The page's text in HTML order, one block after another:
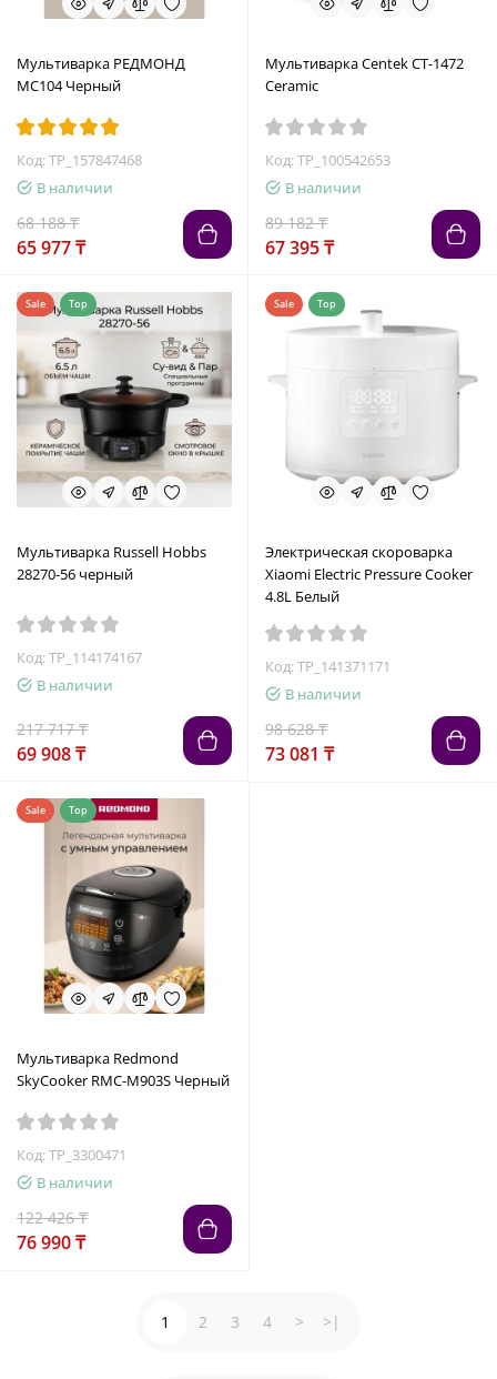
Мультиварка РЕДМОНД
MC104 Черный
Код: TP_157847468
В наличии
68 188 ₸
65 977 ₸
Мультиварка Centek CT-1472
Ceramic
Код: TP_100542653
В наличии
89 182 ₸
67 395 ₸
Sale Top
Мультиварка Russell Hobbs
28270-56 черный
Код: TP_114174167
В наличии
217 717 ₸
69 908 ₸
Sale Top
Электрическая скороварка
Xiaomi Electric Pressure Cooker
4.8L Белый
Код: TP_141371171
В наличии
98 628 ₸
73 081 ₸
Sale Top
Мультиварка Redmond
SkyCooker RMC-M903S Черный
Код: TP_3300471
В наличии
122 426 ₸
76 990 ₸
1 2 3 4 > >|